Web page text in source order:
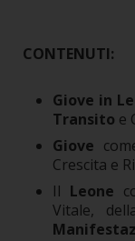
CONTENUTI:
Giove in
Transito e
Giove
Crescita e
Il Leone
Vitale,